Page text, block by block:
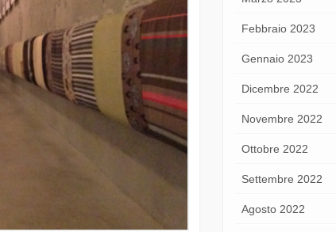
Febbraio 2023
Gennaio 2023
Dicembre 2022
Novembre 2022
Ottobre 2022
Settembre 2022
Agosto 2022